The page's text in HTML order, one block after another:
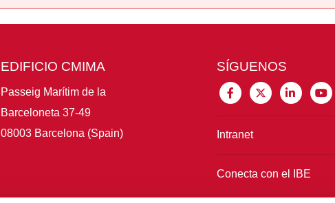
EDIFICIO CMIMA
Passeig Marítim de la
Barceloneta 37-49
08003 Barcelona (Spain)
SÍGUENOS
Intranet
Conecta con el IBE